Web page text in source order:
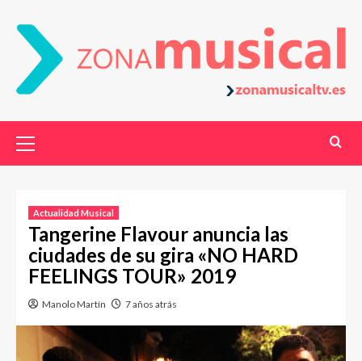
Actualidad Musical
Tangerine Flavour anuncia las
ciudades de su gira «NO HARD
FEELINGS TOUR» 2019
Manolo Martín 7 años atrás